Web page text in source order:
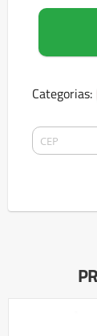
Categorias: